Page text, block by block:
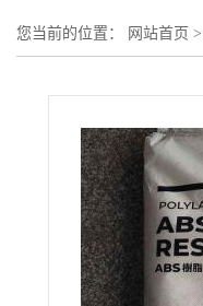
您当前的位置： 网站首页 >